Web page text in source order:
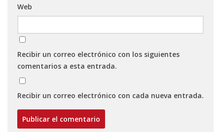
Web
Recibir un correo electrónico con los siguientes
comentarios a esta entrada.
Recibir un correo electrónico con cada nueva entrada.